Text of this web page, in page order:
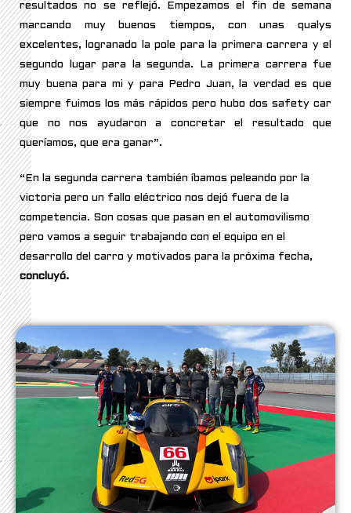
resultados no se reflejó. Empezamos el fin de semana
marcando muy buenos tiempos, con unas qualys
excelentes, logranado la pole para la primera carrera y el
segundo lugar para la segunda. La primera carrera fue
muy buena para mi y para Pedro Juan, la verdad es que
siempre fuimos los más rápidos pero hubo dos safety car
que no nos ayudaron a concretar el resultado que
queríamos, que era ganar”.
“En la segunda carrera también íbamos peleando por la
victoria pero un fallo eléctrico nos dejó fuera de la
competencia. Son cosas que pasan en el automovilismo
pero vamos a seguir trabajando con el equipo en el
desarrollo del carro y motivados para la próxima fecha,
concluyó.